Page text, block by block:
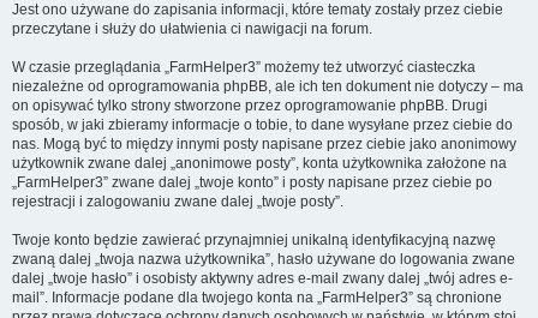
Jest ono używane do zapisania informacji, które tematy zostały przez ciebie
przeczytane i służy do ułatwienia ci nawigacji na forum.
W czasie przeglądania „FarmHelper3” możemy też utworzyć ciasteczka
niezależne od oprogramowania phpBB, ale ich ten dokument nie dotyczy – ma
on opisywać tylko strony stworzone przez oprogramowanie phpBB. Drugi
sposób, w jaki zbieramy informacje o tobie, to dane wysyłane przez ciebie do
nas. Mogą być to między innymi posty napisane przez ciebie jako anonimowy
użytkownik zwane dalej „anonimowe posty”, konta użytkownika założone na
„FarmHelper3” zwane dalej „twoje konto” i posty napisane przez ciebie po
rejestracji i zalogowaniu zwane dalej „twoje posty”.
Twoje konto będzie zawierać przynajmniej unikalną identyfikacyjną nazwę
zwaną dalej „twoja nazwa użytkownika”, hasło używane do logowania zwane
dalej „twoje hasło” i osobisty aktywny adres e-mail zwany dalej „twój adres e-
mail”. Informacje podane dla twojego konta na „FarmHelper3” są chronione